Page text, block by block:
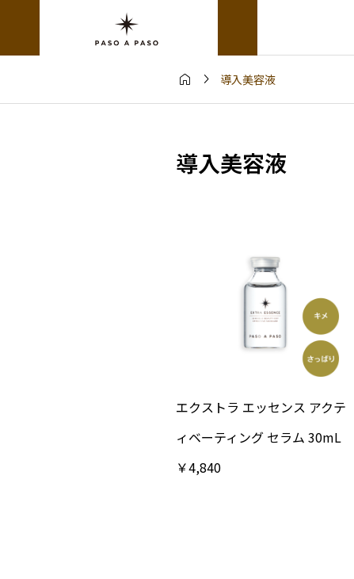
  導入美容液
導入美容液
エクストラ エッセンス アクテ
ィベーティング セラム 30mL
￥4,840